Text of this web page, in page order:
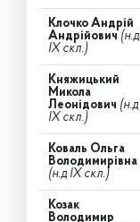
Клочко Андрій
Андрійович (н.д
IX скл.)
Княжицький
Микола
Леонідович (н.д
IX скл.)
Коваль Ольга
Володимирівна
(н.д IX скл.)
Козак
Володимир